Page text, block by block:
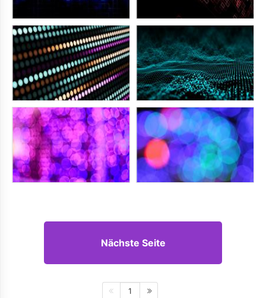
Nächste Seite
1